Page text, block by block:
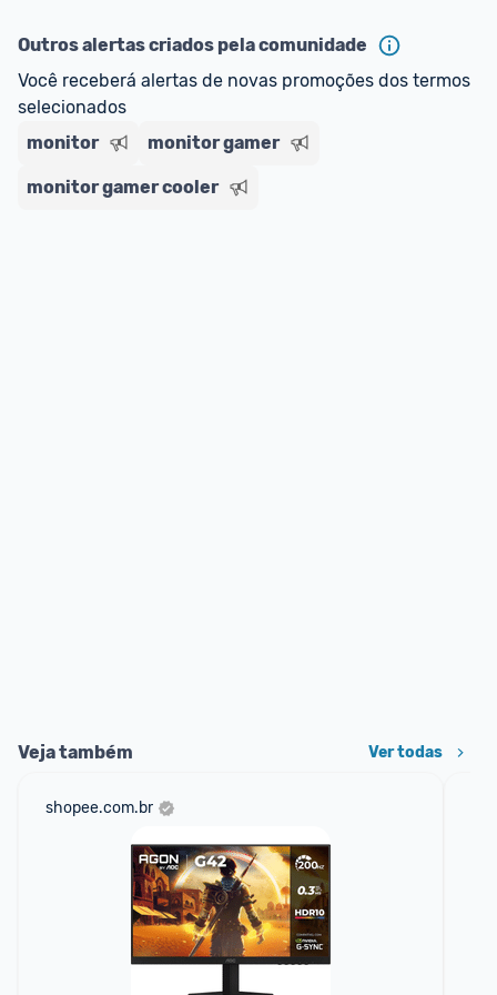
E lembre-se: você sempre pode contar ajuda da
comunidade para tirar dúvidas ou acionar os
nossos Admins marcando @admin
comentário ou através do
Outros alertas criados pela comunidade
Você receberá alertas de novas promoções dos termos
selecionados
monitor
monitor gamer
monitor gamer cooler
Veja também Ver todas
shopee.com.br